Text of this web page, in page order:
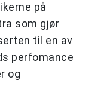
på
som gjør
til en av
perfomance
og